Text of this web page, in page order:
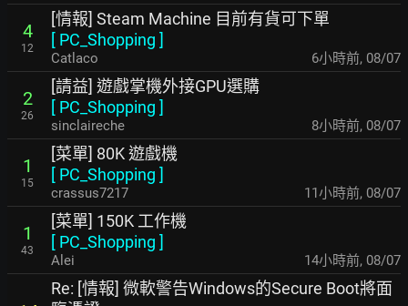
4
12
[情報] Steam Machine 目前有貨可下單
[ PC_Shopping ]
Catlaco 6小時前, 08/07
2
26
[請益] 遊戲掌機外接GPU選購
[ PC_Shopping ]
sinclaireche 8小時前, 08/07
1
15
[菜單] 80K 遊戲機
[ PC_Shopping ]
crassus7217 11小時前, 08/07
1
43
[菜單] 150K 工作機
[ PC_Shopping ]
Alei 14小時前, 08/07
Re: [情報] 微軟警告Windows的Secure Boot將面